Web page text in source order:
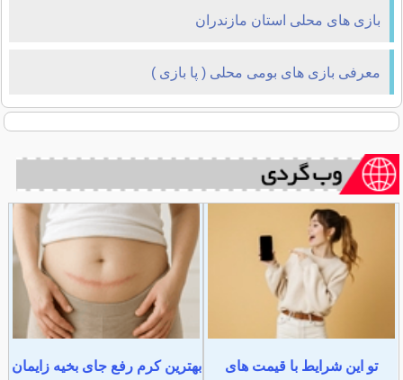
بازی های محلی استان مازندران
معرفی بازی های بومی محلی ( پا بازی )
تو این شرایط با قیمت های
بهترین کرم رفع جای بخیه زایمان